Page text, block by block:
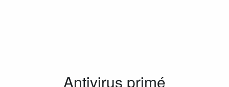
Antivirus primé